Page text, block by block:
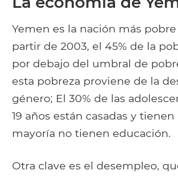
Yemen es la nación más
partir de 2003, el 45% de la
por debajo del umbral de
esta pobreza proviene de la
género; El 30% de las
19 años están casadas y tienen
mayoría no tienen educación.
Otra clave es el desempleo,